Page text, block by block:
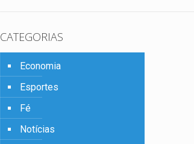
CATEGORIAS
Economia
Esportes
Fé
Notícias